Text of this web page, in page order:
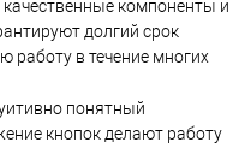
качественные компоненты и
долгий срок
работу в течение многих
понятный
кнопок делают работу